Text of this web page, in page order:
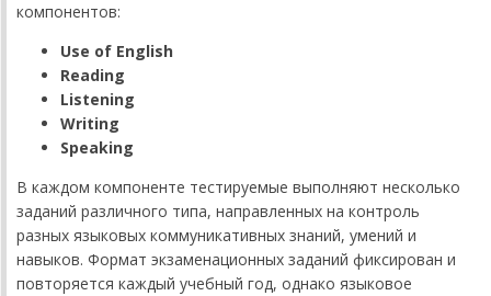
компонентов:
Use of English
Reading
Listening
Writing
Speaking
В каждом компоненте тестируемые выполняют несколько
заданий различного типа, направленных на контроль
разных языковых коммуникативных знаний, умений и
навыков. Формат экзаменационных заданий фиксирован и
повторяется каждый учебный год, однако языковое